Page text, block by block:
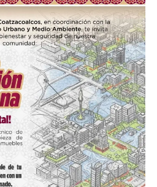
INFORMACIÓN